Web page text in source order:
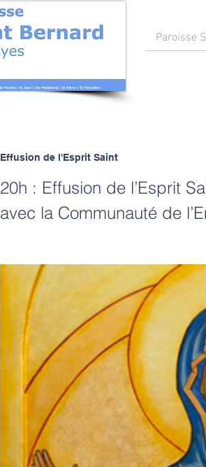
Paroisse
Effusion de l'Esprit Saint
20h : Effusion de l’Esprit
avec la Communauté de